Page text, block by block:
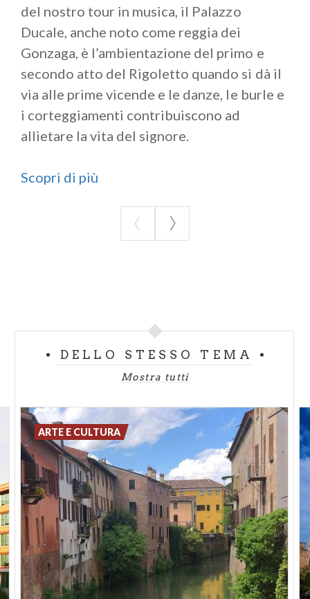
del nostro tour in musica, il Palazzo
Ducale, anche noto come reggia dei
Gonzaga, è l’ambientazione del primo e
secondo atto del Rigoletto quando si dà il
via alle prime vicende e le danze, le burle e
i corteggiamenti contribuiscono ad
allietare la vita del signore.
Scopri di più
DELLO STESSO TEMA
Mostra tutti
ARTE E CULTURA